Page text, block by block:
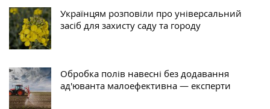
Українцям розповіли про універсальний
засіб для захисту саду та городу
Обробка полів навесні без додавання
ад'юванта малоефективна — експерти